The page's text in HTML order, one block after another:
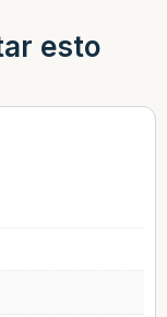
esto